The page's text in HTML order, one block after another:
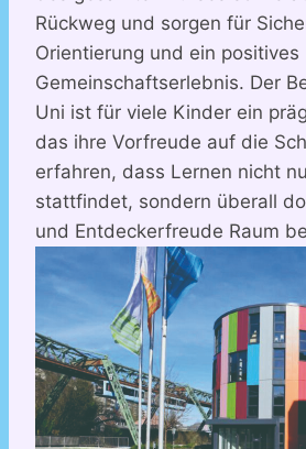
Rückweg und sorgen für
Orientierung und ein positives
Gemeinschaftserlebnis. Der
Uni ist für viele Kinder ein
das ihre Vorfreude auf die
erfahren, dass Lernen nicht
stattfindet, sondern überall
und Entdeckerfreude Raum